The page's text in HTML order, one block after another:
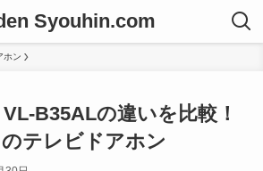
Syouhin.com
ホン
B35ALの違いを比較！
テレビドアホン